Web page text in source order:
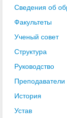
Сведения об
Факультеты
Ученый совет
Структура
Руководство
Преподаватели
История
Устав